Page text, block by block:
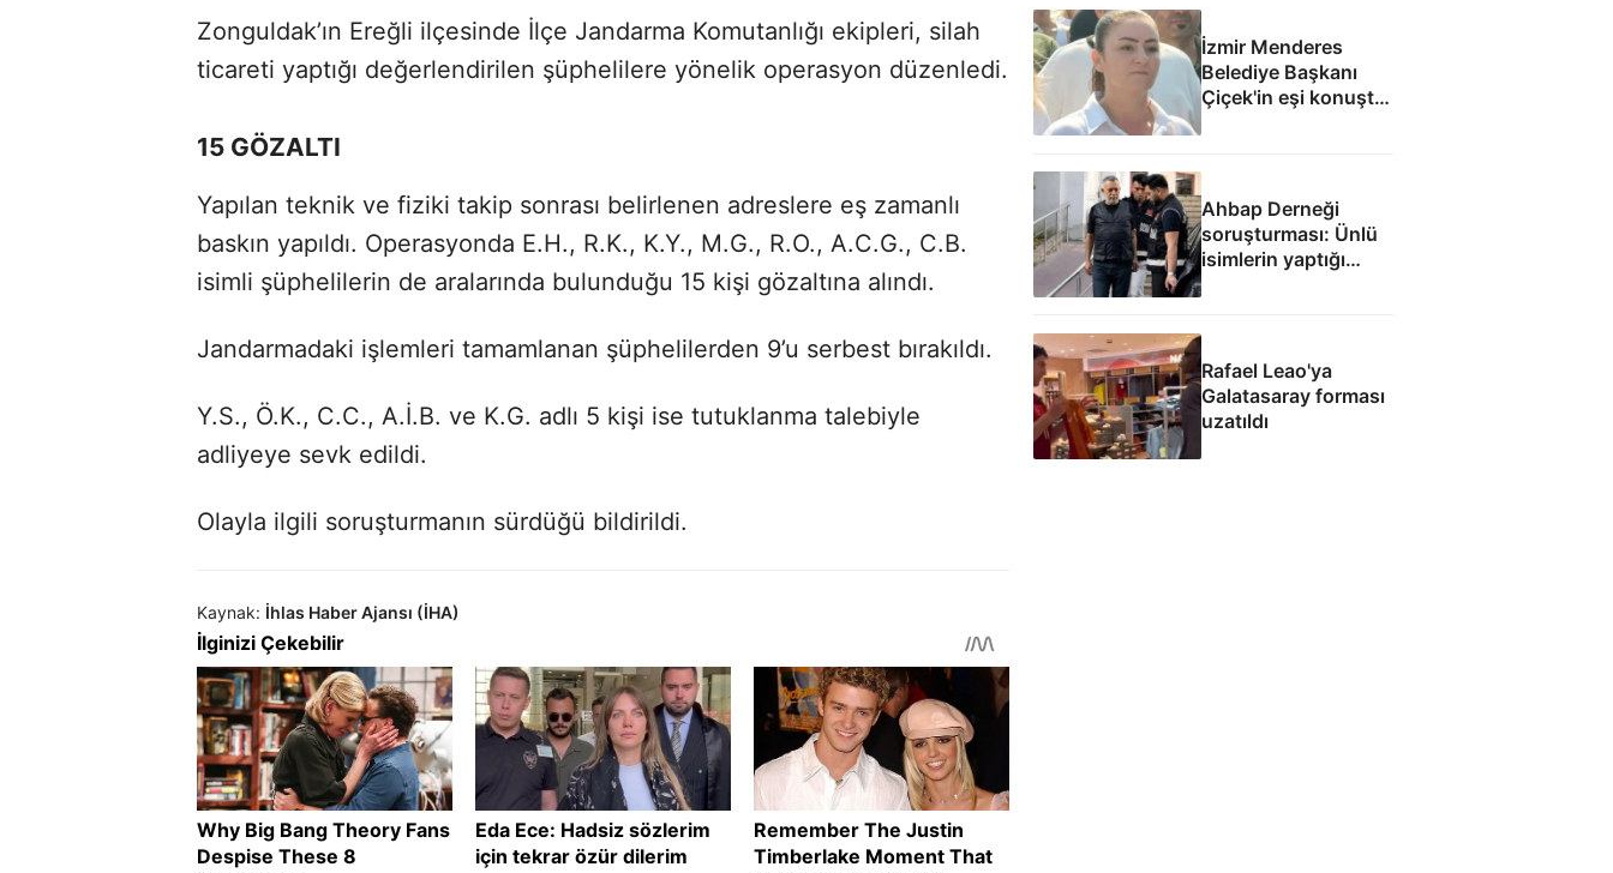
Zonguldak’ın Ereğli ilçesinde İlçe Jandarma Komutanlığı ekipleri, silah
ticareti yaptığı değerlendirilen şüphelilere yönelik operasyon düzenledi.
15 GÖZALTI
Yapılan teknik ve fiziki takip sonrası belirlenen adreslere eş zamanlı
baskın yapıldı. Operasyonda E.H., R.K., K.Y., M.G., R.O., A.C.G., C.B.
isimli şüphelilerin de aralarında bulunduğu 15 kişi gözaltına alındı.
Jandarmadaki işlemleri tamamlanan şüphelilerden 9’u serbest bırakıldı.
Y.S., Ö.K., C.C., A.İ.B. ve K.G. adlı 5 kişi ise tutuklanma talebiyle
adliyeye sevk edildi.
Olayla ilgili soruşturmanın sürdüğü bildirildi.
Kaynak: İhlas Haber Ajansı (İHA)
İzmir Menderes
Belediye Başkanı
Çiçek'in eşi konuştu:
Ahbap Derneği
soruşturması: Ünlü
isimlerin yaptığı
bağışlar
Rafael Leao'ya
Galatasaray forması
uzatıldı